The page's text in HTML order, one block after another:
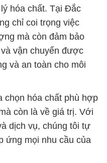
hóa chất. Tại Đắc
chỉ coi trọng việc
mà còn đảm bảo
vận chuyển được
và an toàn cho môi
chọn hóa chất phù hợp
còn là về giá trị. Với
dịch vụ, chúng tôi tự
ứng mọi nhu cầu của